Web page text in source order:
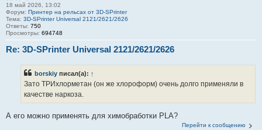
18 май 2026, 13:02
Форум: Принтер на рельсах от 3D-SPrinter
Тема: 3D-SPrinter Universal 2121/2621/2626
Ответы: 750
Просмотры: 694748
Re: 3D-SPrinter Universal 2121/2621/2626
borskiy писал(а): ↑
Зато ТРИхлорметан (он же хлороформ) очень долго применяли в
качестве наркоза.
А его можно применять для химобработки PLA?
Перейти к сообщению